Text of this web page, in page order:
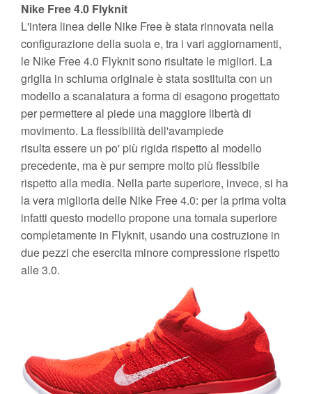
Nike Free 4.0 Flyknit
L'intera linea delle Nike Free è stata rinnovata nella
configurazione della suola e, tra i vari aggiornamenti,
le Nike Free 4.0 Flyknit sono risultate le migliori. La
griglia in schiuma originale è stata sostituita con un
modello a scanalatura a forma di esagono progettato
per permettere al piede una maggiore libertà di
movimento. La flessibilità dell'avampiede
risulta essere un po' più rigida rispetto al modello
precedente, ma è pur sempre molto più flessibile
rispetto alla media. Nella parte superiore, invece, si ha
la vera miglioria delle Nike Free 4.0: per la prima volta
infatti questo modello propone una tomaia superiore
completamente in Flyknit, usando una costruzione in
due pezzi che esercita minore compressione rispetto
alle 3.0.